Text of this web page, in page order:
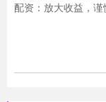
配资：放大收益，谨